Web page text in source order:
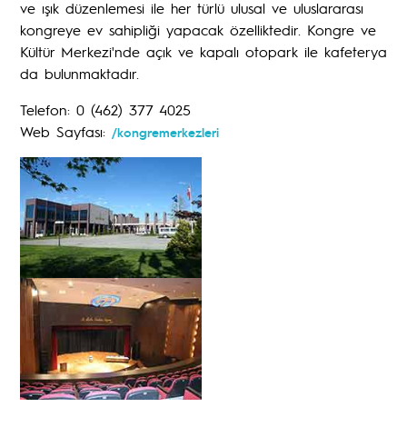
ve ışık düzenlemesi ile her türlü ulusal ve uluslararası
kongreye ev sahipliği yapacak özelliktedir. Kongre ve
Kültür Merkezi'nde açık ve kapalı otopark ile kafeterya
da bulunmaktadır.
Telefon: 0 (462) 377 4025
Web Sayfası: /kongremerkezleri